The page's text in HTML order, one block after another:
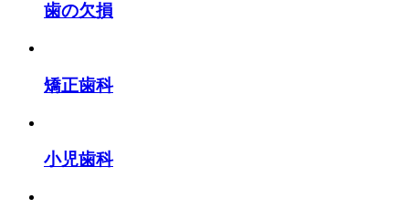
歯の欠損
矯正歯科
小児歯科